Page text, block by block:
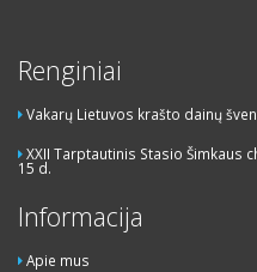
Renginiai
Vakarų Lietuvos krašto dainų
XXII Tarptautinis Stasio Šimkaus
15 d.
Informacija
Apie mus